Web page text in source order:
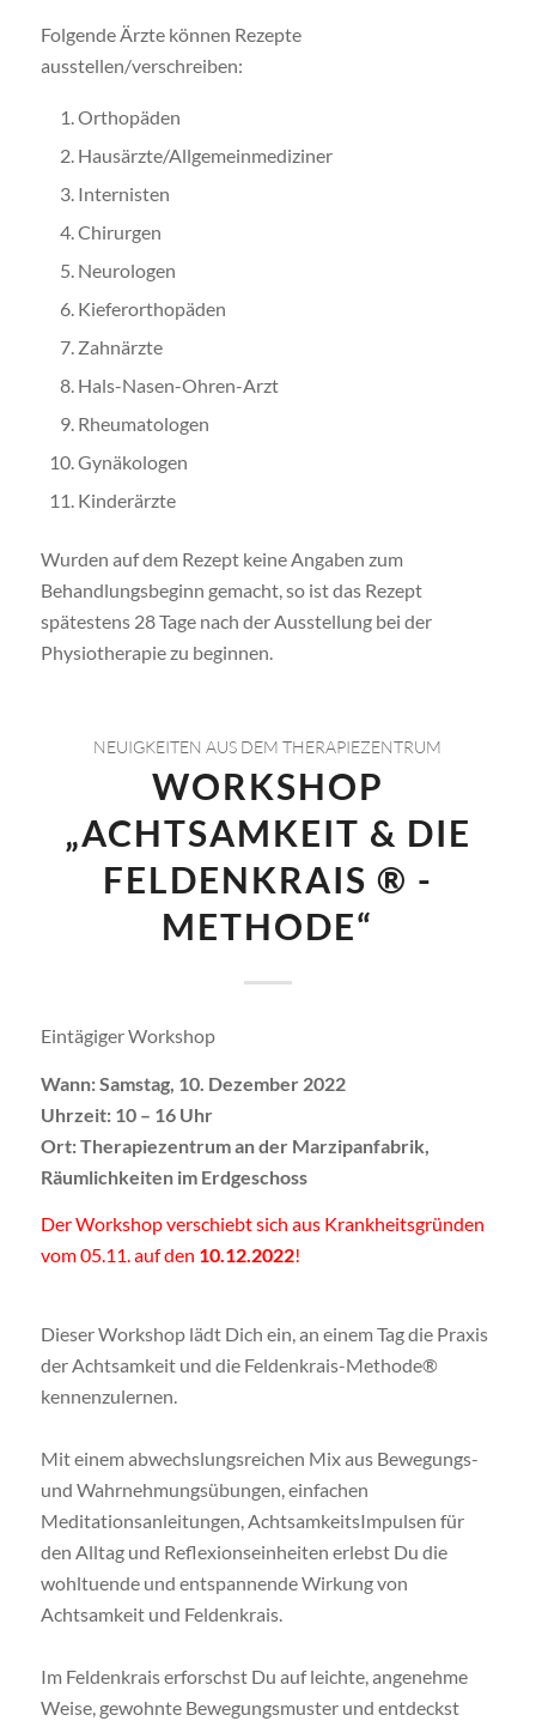
Folgende Ärzte können Rezepte
ausstellen/verschreiben:
Orthopäden
Hausärzte/Allgemeinmediziner
Internisten
Chirurgen
Neurologen
Kieferorthopäden
Zahnärzte
Hals-Nasen-Ohren-Arzt
Rheumatologen
Gynäkologen
Kinderärzte
Wurden auf dem Rezept keine Angaben zum
Behandlungsbeginn gemacht, so ist das Rezept
spätestens 28 Tage nach der Ausstellung bei der
Physiotherapie zu beginnen.
NEUIGKEITEN AUS DEM THERAPIEZENTRUM
WORKSHOP
„ACHTSAMKEIT & DIE
FELDENKRAIS ® -
METHODE“
Eintägiger Workshop
Wann: Samstag, 10. Dezember 2022
Uhrzeit: 10 – 16 Uhr
Ort: Therapiezentrum an der Marzipanfabrik,
Räumlichkeiten im Erdgeschoss
Der Workshop verschiebt sich aus Krankheitsgründen
vom 05.11. auf den 10.12.2022!
Dieser Workshop lädt Dich ein, an einem Tag die Praxis
der Achtsamkeit und die Feldenkrais-Methode®
kennenzulernen.
Mit einem abwechslungsreichen Mix aus Bewegungs­
und Wahrnehmungsübungen, einfachen
Meditationsanleitungen, Achtsamkeits­Impulsen für
den Alltag und Reflexionseinheiten erlebst Du die
wohltuende und entspannende Wirkung von
Achtsamkeit und Feldenkrais.
Im Feldenkrais erforschst Du auf leichte, angenehme
Weise, gewohnte Bewegungsmuster und entdeckst